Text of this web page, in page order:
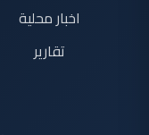
اخبار محلية
تقارير